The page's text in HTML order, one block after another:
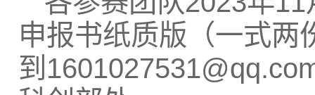
申报书纸质版（一式两
到